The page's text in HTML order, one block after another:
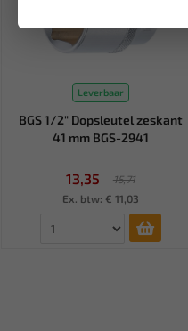
Leverbaar
BGS 1/2" Dopsleutel zeskant
41 mm BGS-2941
13,35
15,71
Ex. btw: € 11,03